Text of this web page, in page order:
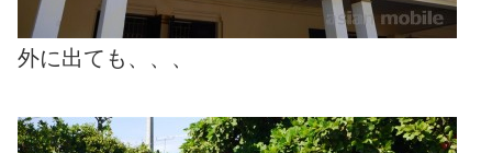
外に出ても、、、